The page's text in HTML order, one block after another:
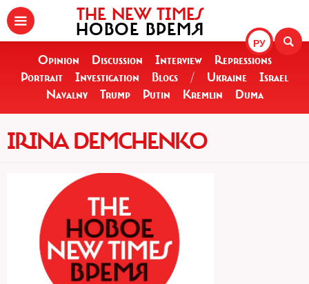
РУ
THE NEW TIMES
НОВОЕ ВРЕМЯ
Opinion Discussion Interview
Repressions
Portrait
Investigation Blogs / Ukraine
Israel
Navalny
Trump Putin Kremlin Duma
IRINA DEMCHENKO